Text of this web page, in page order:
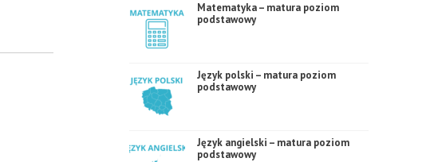
Matematyka – matura poziom
podstawowy
Język polski – matura poziom
podstawowy
Język angielski – matura poziom
podstawowy